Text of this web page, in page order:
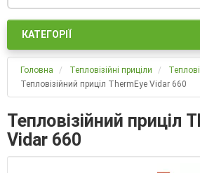
КАТЕГОРІЇ
Головна Тепловізійні приціли
Тепловізійний приціл ThermEye Vidar 660
Тепловізійний приціл
Vidar 660